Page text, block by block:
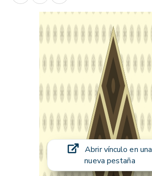
Abrir vínculo en una
nueva pestaña